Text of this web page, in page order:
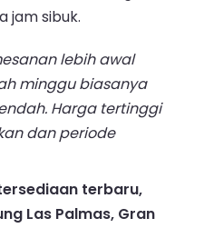
jam sibuk.
lebih awal
minggu biasanya
Harga tertinggi
dan periode
terbaru,
Las Palmas, Gran